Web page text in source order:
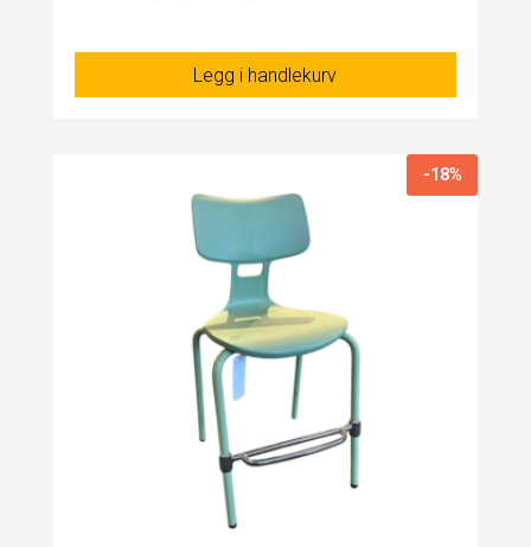
Legg i handlekurv
-18%